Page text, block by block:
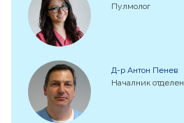
Пулмолог
Д-р Антон Пенев
Началник